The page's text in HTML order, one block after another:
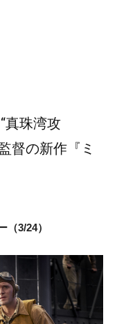
真珠湾攻
督の新作『ミ
（3/24）